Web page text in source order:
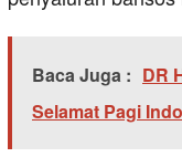
Baca Juga : DR
Selamat Pagi